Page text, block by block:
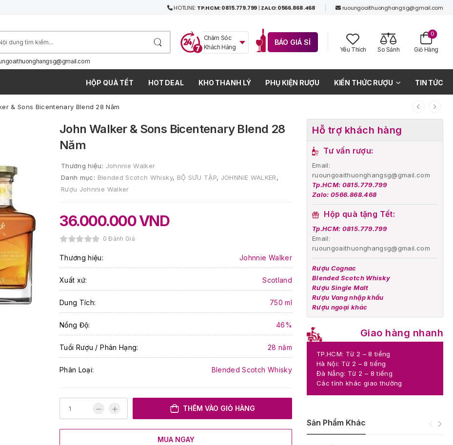
HOTLINE: TP.HCM: 0815.779.799 | ZALO: 0566.868.468 ruoungoaithuonghangsg@gmail.com
BÁO GIÁ SỈ
Chăm Sóc
Khách Hàng
Yêu Thích So Sánh Giỏ Hàng
0
HỘP QUÀ TẾT HOT DEAL KHO THANH LÝ PHỤ KIỆN RƯỢU KIẾN THỨC RƯỢU TIN TỨC
& Sons Bicentenary Blend 28 Năm
Hỗ trợ khách hàng
Tư vấn rượu:
Email:
ruoungoaithuonghangsg@gmail.com
Tp.HCM: 0815.779.799
Zalo: 0566.868.468
Hộp quà tặng Tết:
Tp.HCM: 0815.779.799
Email:
ruoungoaithuonghangsg@gmail.com
Rượu Cognac
Blended Scotch Whisky
Rượu Single Malt
Rượu Vang nhập khẩu
Rượu ngoại khác
Giao hàng nhanh
TP.HCM: Từ 2 – 8 tiếng
Hà Nội: Từ 2 – 8 tiếng
Đà Nẵng: Từ 2 – 8 tiếng
Các tỉnh khác giao thường
Sản Phẩm Khác
John Walker & Sons Bicentenary Blend 28
Năm
Thương hiệu: Johnnie Walker
Danh mục: Blended Scotch Whisky, BỘ SƯU TẬP, JOHNNIE WALKER,
Rượu Johnnie Walker
36.000.000VND
0 Đánh Giá
Thương hiệu: Johnnie Walker
Xuất xứ: Scotland
Dung Tích: 750 ml
Nồng Độ: 46%
Tuổi Rượu / Phân Hạng: 28 năm
Phân Loại: Blended Scotch Whisky
THÊM VÀO GIỎ HÀNG
MUA NGAY